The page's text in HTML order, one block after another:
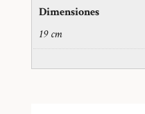
Dimensiones
19 cm